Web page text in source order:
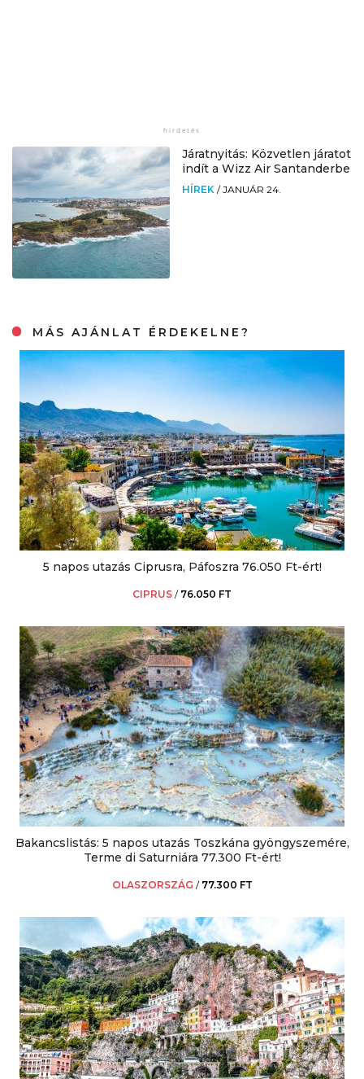
Járatnyitás: Közvetlen járatot
indít a Wizz Air Santanderbe
HÍREK /JANUÁR 24.
MÁS AJÁNLAT ÉRDEKELNE?
5 napos utazás Ciprusra, Páfoszra 76.050 Ft-ért!
CIPRUS / 76.050 FT
Bakancslistás: 5 napos utazás Toszkána gyöngyszemére,
Terme di Saturniára 77.300 Ft-ért!
OLASZORSZÁG / 77.300 FT